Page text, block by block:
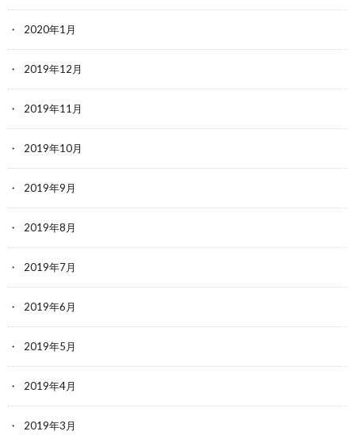
2020年1月
2019年12月
2019年11月
2019年10月
2019年9月
2019年8月
2019年7月
2019年6月
2019年5月
2019年4月
2019年3月